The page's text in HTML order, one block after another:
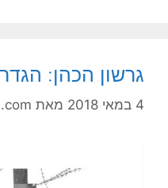
גרשון הכהן:
4 במאי 2018 מאת